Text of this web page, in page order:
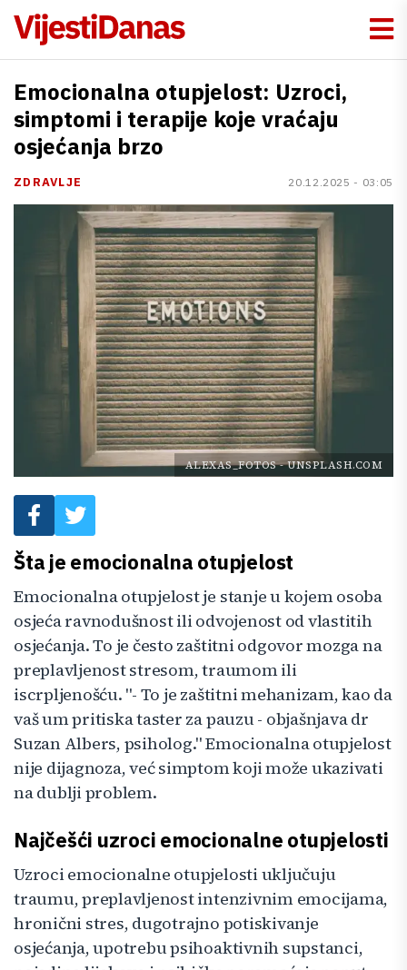
Emocionalna otupjelost: Uzroci,
simptomi i terapije koje vraćaju
osjećanja brzo
ZDRAVLJE 20.12.2025 - 03:05
ALEXAS_FOTOS-UNSPLASH.COM
Šta je emocionalna otupjelost
Emocionalna otupjelost je stanje u kojem osoba
osjeća ravnodušnost ili odvojenost od vlastitih
osjećanja. To je često zaštitni odgovor mozga na
preplavljenost stresom, traumom ili
iscrpljenošću. "- To je zaštitni mehanizam, kao da
vaš um pritiska taster za pauzu - objašnjava dr
Suzan Albers, psiholog." Emocionalna otupjelost
nije dijagnoza, već simptom koji može ukazivati
na dublji problem.
Najčešći uzroci emocionalne otupjelosti
Uzroci emocionalne otupjelosti uključuju
traumu, preplavljenost intenzivnim emocijama,
hronični stres, dugotrajno potiskivanje
osjećanja, upotrebu psihoaktivnih supstanci,